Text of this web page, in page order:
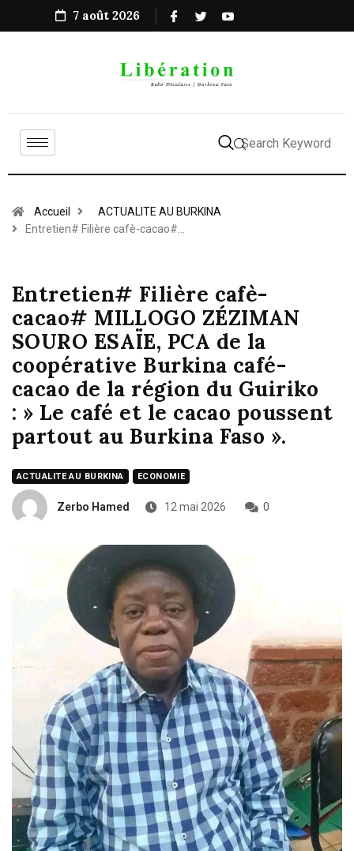
7 août 2026
Accueil
ACTUALITE AU BURKINA
Entretien# Filière cafè-cacao#…
Entretien# Filière cafè-
cacao# MILLOGO ZÉZIMAN
SOURO ESAÏE, PCA de la
coopérative Burkina café-
cacao de la région du Guiriko
: » Le café et le cacao poussent
partout au Burkina Faso ».
ACTUALITE AU BURKINA ECONOMIE
Zerbo Hamed 12 mai 2026 0